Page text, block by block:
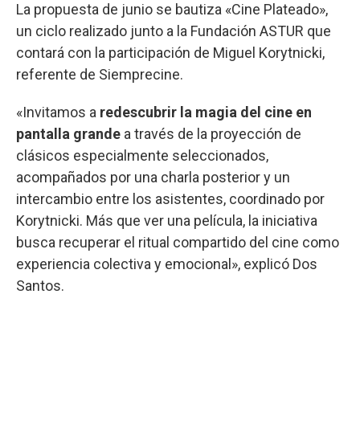
La propuesta de junio se bautiza «Cine Plateado»,
un ciclo realizado junto a la Fundación ASTUR que
contará con la participación de Miguel Korytnicki,
referente de Siemprecine.
«Invitamos a redescubrir la magia del cine en
pantalla grande a través de la proyección de
clásicos especialmente seleccionados,
acompañados por una charla posterior y un
intercambio entre los asistentes, coordinado por
Korytnicki. Más que ver una película, la iniciativa
busca recuperar el ritual compartido del cine como
experiencia colectiva y emocional», explicó Dos
Santos.